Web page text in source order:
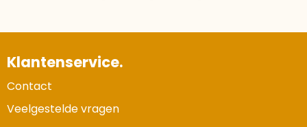
Klantenservice.
Contact
Veelgestelde vragen